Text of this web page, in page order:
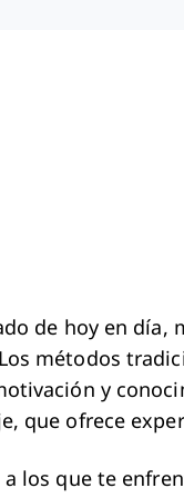
de hoy en
métodos
y
que ofrece
a los que te